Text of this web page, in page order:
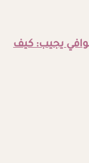
يجيب: كيف